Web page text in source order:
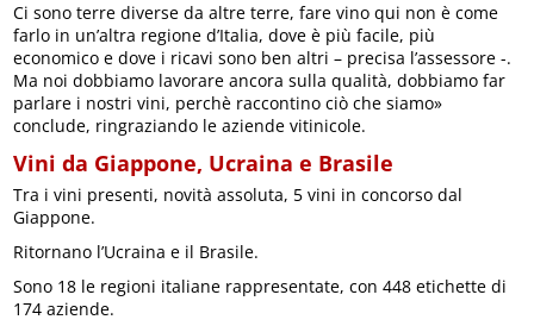
Ci sono terre diverse da altre terre, fare vino qui non è come
farlo in un’altra regione d’Italia, dove è più facile, più
economico e dove i ricavi sono ben altri – precisa l’assessore -.
Ma noi dobbiamo lavorare ancora sulla qualità, dobbiamo far
parlare i nostri vini, perchè raccontino ciò che siamo»
conclude, ringraziando le aziende vitinicole.
Vini da Giappone, Ucraina e Brasile
Tra i vini presenti, novità assoluta, 5 vini in concorso dal
Giappone.
Ritornano l’Ucraina e il Brasile.
Sono 18 le regioni italiane rappresentate, con 448 etichette di
174 aziende.